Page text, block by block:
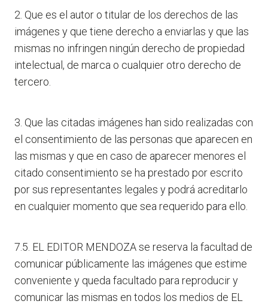
2. Que es el autor o titular de los derechos de las
imágenes y que tiene derecho a enviarlas y que las
mismas no infringen ningún derecho de propiedad
intelectual, de marca o cualquier otro derecho de
tercero.
3. Que las citadas imágenes han sido realizadas con
el consentimiento de las personas que aparecen en
las mismas y que en caso de aparecer menores el
citado consentimiento se ha prestado por escrito
por sus representantes legales y podrá acreditarlo
en cualquier momento que sea requerido para ello.
7.5. EL EDITOR MENDOZA se reserva la facultad de
comunicar públicamente las imágenes que estime
conveniente y queda facultado para reproducir y
comunicar las mismas en todos los medios de EL